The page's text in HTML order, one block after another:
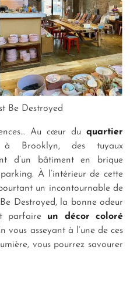
Be Destroyed
Au cœur du quartier
Brooklyn, des tuyaux
d’un bâtiment en brique
À l’intérieur de cette
un incontournable de
Destroyed, la bonne odeur
parfaire un décor coloré
vous asseyant à l’une de ces
vous pourrez savourer